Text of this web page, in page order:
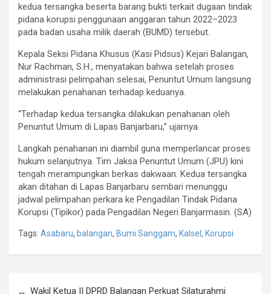
kedua tersangka beserta barang bukti terkait dugaan tindak
pidana korupsi penggunaan anggaran tahun 2022–2023
pada badan usaha milik daerah (BUMD) tersebut.
Kepala Seksi Pidana Khusus (Kasi Pidsus) Kejari Balangan,
Nur Rachman, S.H., menyatakan bahwa setelah proses
administrasi pelimpahan selesai, Penuntut Umum langsung
melakukan penahanan terhadap keduanya.
“Terhadap kedua tersangka dilakukan penahanan oleh
Penuntut Umum di Lapas Banjarbaru,” ujarnya.
Langkah penahanan ini diambil guna memperlancar proses
hukum selanjutnya. Tim Jaksa Penuntut Umum (JPU) kini
tengah merampungkan berkas dakwaan. Kedua tersangka
akan ditahan di Lapas Banjarbaru sembari menunggu
jadwal pelimpahan perkara ke Pengadilan Tindak Pidana
Korupsi (Tipikor) pada Pengadilan Negeri Banjarmasin. (SA)
Tags: Asabaru, balangan, Bumi Sanggam, Kalsel , Korupsi
Wakil Ketua II DPRD Balangan Perkuat Silaturahmi